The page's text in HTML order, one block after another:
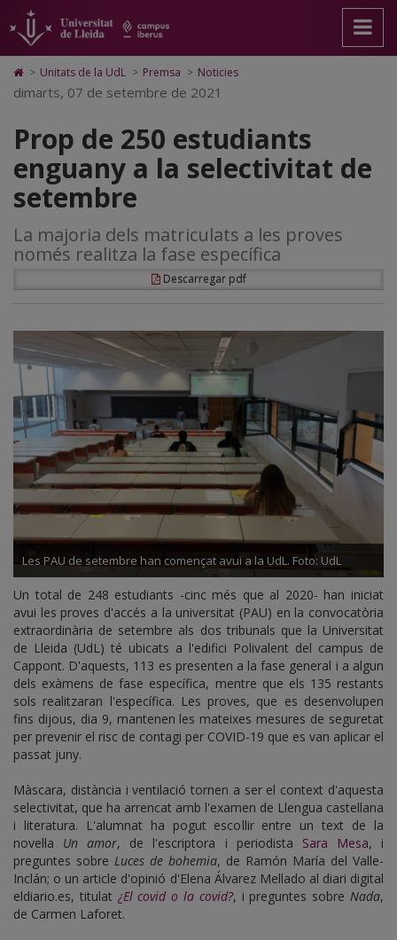
Prop
de
250
estudiants
enguany
a
la
selectivitat
de
pàgina
principal.
Universitat
Lleida
contingut
principal
Mapa
Web.
Universitat
Cerca
Accessibilitat.
Universitat
Lleida
Icono
de
Home
ir
a
la
página
de
inicio
> Unitats de la UdL > Premsa > Noticies
dimarts, 07 de setembre de 2021
Prop de 250 estudiants
enguany a la selectivitat de
setembre
La majoria dels matriculats a les proves
només realitza la fase específica
Descarregar pdf
Les PAU de setembre han començat avui a la UdL. Foto: UdL
Un total de 248 estudiants -cinc més que al 2020- han iniciat
avui les proves d'accés a la universitat (PAU) en la convocatòria
extraordinària de setembre als dos tribunals que la Universitat
de Lleida (UdL) té ubicats a l'edifici Polivalent del campus de
Cappont. D'aquests, 113 es presenten a la fase general i a algun
dels exàmens de fase específica, mentre que els 135 restants
sols realitzaran l'específica. Les proves, que es desenvolupen
fins dijous, dia 9, mantenen les mateixes mesures de seguretat
per prevenir el risc de contagi per COVID-19 que es van aplicar el
passat juny.
Màscara, distància i ventilació tornen a ser el context d'aquesta
selectivitat, que ha arrencat amb l'examen de Llengua castellana
i literatura. L'alumnat ha pogut escollir entre un text de la
novel·la Un amor, de l'escriptora i periodista Sara Mesa, i
preguntes sobre Luces de bohemia, de Ramón María del Valle-
Inclán; o un article d'opinió d'Elena Álvarez Mellado al diari digital
eldiario.es, titulat ¿El covid o la covid?, i preguntes sobreNada,
de Carmen Laforet.